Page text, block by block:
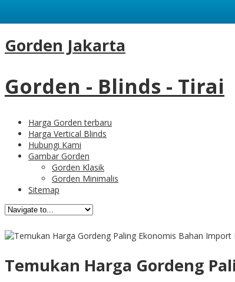
Gorden Jakarta
Gorden - Blinds - Tirai
Harga Gorden terbaru
Harga Vertical Blinds
Hubungi Kami
Gambar Gorden
Gorden Klasik
Gorden Minimalis
Sitemap
Temukan Harga Gordeng